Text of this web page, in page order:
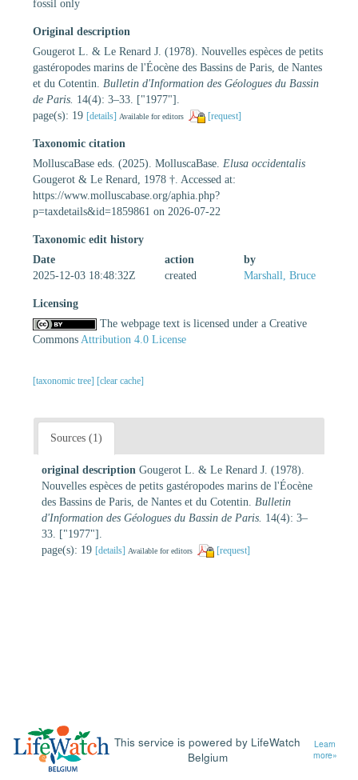
fossil only
Original description
Gougerot L. & Le Renard J. (1978). Nouvelles espèces de petits
gastéropodes marins de l'Éocène des Bassins de Paris, de Nantes
et du Cotentin. Bulletin d'Information des Géologues du Bassin
de Paris. 14(4): 3–33. ["1977"].
page(s): 19 [details] Available for editors [request]
Taxonomic citation
MolluscaBase eds. (2025). MolluscaBase. Elusa occidentalis
Gougerot & Le Renard, 1978 †. Accessed at:
https://www.molluscabase.org/aphia.php?
p=taxdetails&id=1859861 on 2026-07-22
Taxonomic edit history
Date
action
by
2025-12-03 18:48:32Z
created Marshall, Bruce
Licensing
The webpage text is licensed under a Creative
Commons Attribution 4.0 License
[taxonomic tree] [clear cache]
Sources (1)
original description Gougerot L. & Le Renard J. (1978).
Nouvelles espèces de petits gastéropodes marins de l'Éocène
des Bassins de Paris, de Nantes et du Cotentin. Bulletin
d'Information des Géologues du Bassin de Paris. 14(4): 3–
33. ["1977"].
page(s): 19 [details] Available for editors [request]
This service is powered by LifeWatch
Belgium
Learn
more»